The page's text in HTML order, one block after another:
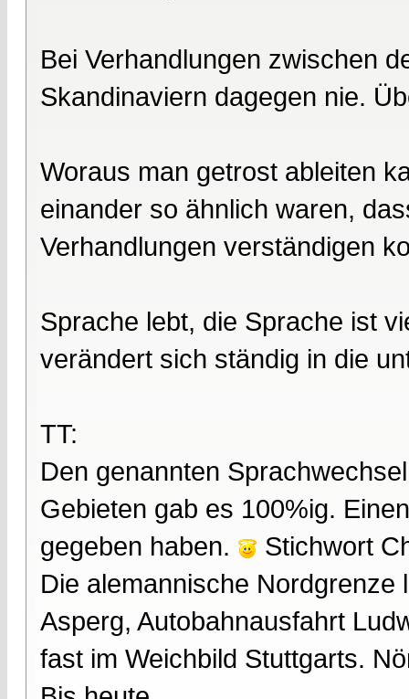
Bei Verhandlungen zwischen
Skandinaviern dagegen nie.
Woraus man getrost ableiten
einander so ähnlich waren,
Verhandlungen verständigen
Sprache lebt, die Sprache ist
verändert sich ständig in die
TT:
Den genannten
Gebieten gab es 100%ig.
gegeben haben.
Stichwort
Die alemannische
Asperg, Autobahnausfahrt
fast im Weichbild Stuttgarts.